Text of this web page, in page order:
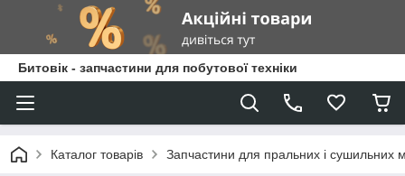
Битовік - запчастини для побутової техніки
Каталог товарів Запчастини для пральних і сушильних